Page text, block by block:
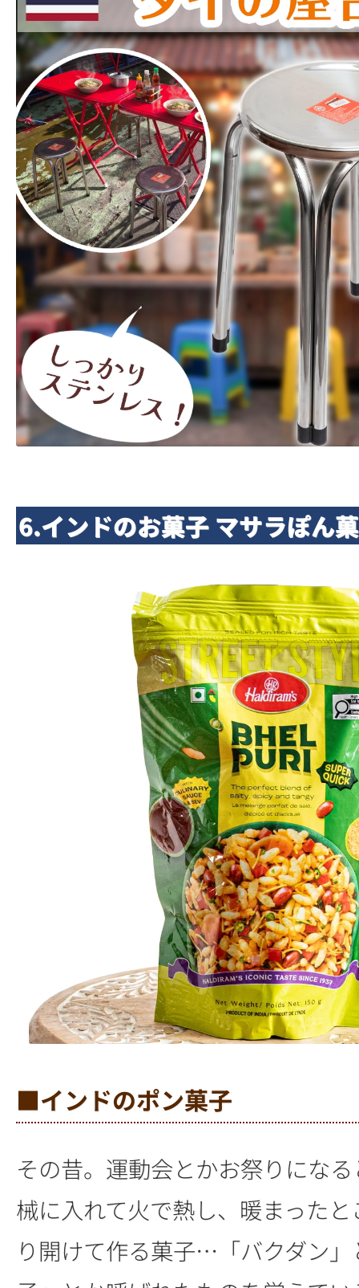
6.インドのお菓子 マサラぽん
■インドのポン菓子
その昔。運動会とかお祭りにな
械に入れて火で熱し、暖まった
り開けて作る菓子…「バクダン